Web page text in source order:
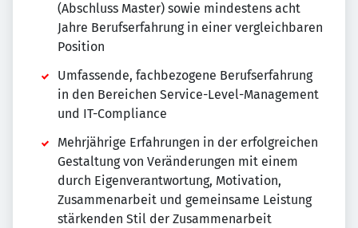
(Abschluss Master) sowie mindestens acht
Jahre Berufserfahrung in einer vergleichbaren
Position
Umfassende, fachbezogene Berufserfahrung
in den Bereichen Service-Level-Management
und IT-Compliance
Mehrjährige Erfahrungen in der erfolgreichen
Gestaltung von Veränderungen mit einem
durch Eigenverantwortung, Motivation,
Zusammenarbeit und gemeinsame Leistung
stärkenden Stil der Zusammenarbeit